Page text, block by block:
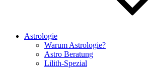
Astrologie
Warum Astrologie?
Astro Beratung
Lilith-Spezial